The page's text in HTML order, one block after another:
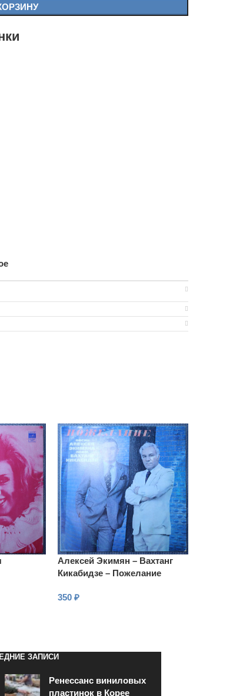
Алексей Экимян – Вахтанг
Кикабидзе – Пожелание
350 ₽
ЗАПИСИ
Ренессанс виниловых
пластинок в Корее